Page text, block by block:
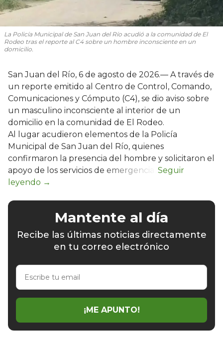
La Policía Municipal de San Juan del Río acudió a la comunidad de El
Rodeo tras el reporte al C4 sobre un hombre inconsciente en un
domicilio.
San Juan del Río, 6 de agosto de 2026.— A través de
un reporte emitido al Centro de Control, Comando,
Comunicaciones y Cómputo (C4), se dio aviso sobre
un masculino inconsciente al interior de un
domicilio en la comunidad de El Rodeo.
Al lugar acudieron elementos de la Policía
Municipal de San Juan del Río, quienes
confirmaron la presencia del hombre y solicitaron el
apoyo de los servicios de emergencia.
Mantente al día
Recibe las últimas noticias directamente
en tu correo electrónico
Escribe
email
¡ME APUNTO!